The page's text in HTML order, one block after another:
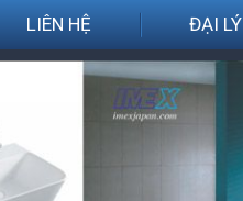
LIÊN HỆ ĐẠI LÝ